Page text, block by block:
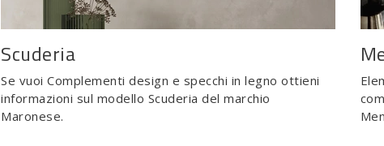
Scuderia
Se vuoi Complementi design e specchi in legno ottieni
informazioni sul modello Scuderia del marchio
Maronese.